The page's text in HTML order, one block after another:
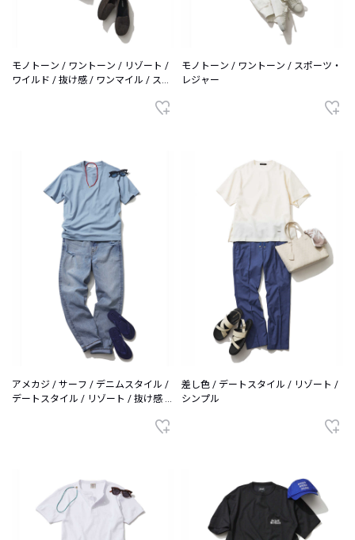
モノトーン / ワントーン / リゾート /
ワイルド / 抜け感 / ワンマイル / スポ
モノトーン / ワントーン / スポーツ・
レジャー
アメカジ / サーフ / デニムスタイル /
デートスタイル / リゾート / 抜け感 /
差し色 / デートスタイル / リゾート /
シンプル